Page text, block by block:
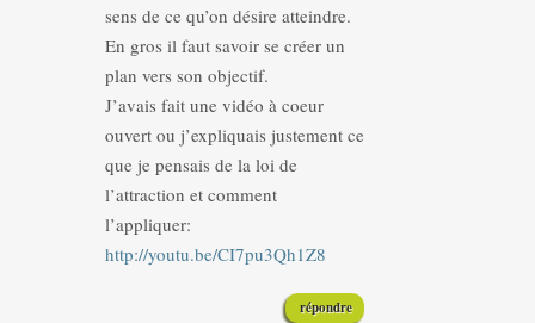
sens de ce qu’on désire atteindre.
En gros il faut savoir se créer un
plan vers son objectif.
J’avais fait une vidéo à coeur
ouvert ou j’expliquais justement ce
que je pensais de la loi de
l’attraction et comment
l’appliquer:
http://youtu.be/CI7pu3Qh1Z8
répondre